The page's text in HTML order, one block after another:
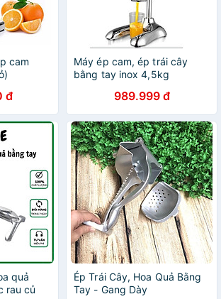
cam
đ
Máy ép cam, ép trái cây
bằng tay inox 4,5kg
989.999 đ
quả
rau củ
Ép Trái Cây, Hoa Quả Bằng
Tay - Gang Dày